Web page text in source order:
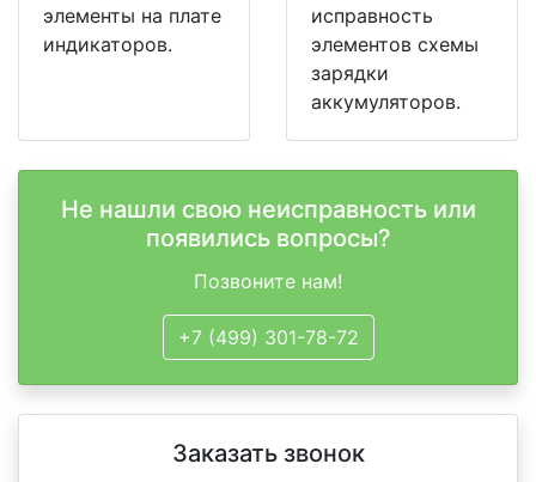
элементы на плате
индикаторов.
исправность
элементов схемы
зарядки
аккумуляторов.
Не нашли свою неисправность или
появились вопросы?
Позвоните нам!
+7 (499) 301-78-72
Заказать звонок